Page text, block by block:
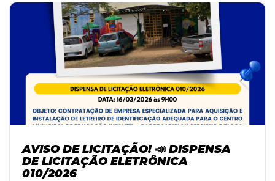
AVISO DE LICITAÇÃO! 📣 DISPENSA
DE LICITAÇÃO ELETRÔNICA
010/2026